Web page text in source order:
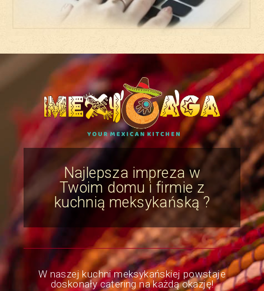
Najlepsza impreza w
Twoim domu i firmie z
kuchnią meksykańską ?
W naszej kuchni meksykańskiej powstaje
doskonały catering na każdą okazję!